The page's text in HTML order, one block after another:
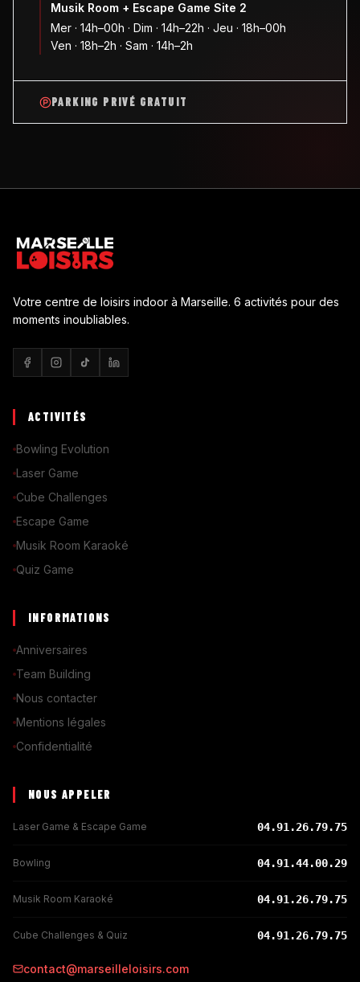
Musik Room + Escape Game Site 2
Mer · 14h–00h · Dim · 14h–22h · Jeu · 18h–00h
Ven · 18h–2h · Sam · 14h–2h
PARKING PRIVÉ GRATUIT
Votre centre de loisirs indoor à Marseille. 6 activités pour des
moments inoubliables.
ACTIVITÉS
Bowling Evolution
Laser Game
Cube Challenges
Escape Game
Musik Room Karaoké
Quiz Game
INFORMATIONS
Anniversaires
Team Building
Nous contacter
Mentions légales
Confidentialité
NOUS APPELER
Laser Game & Escape Game 04.91.26.79.75
Bowling 04.91.44.00.29
Musik Room Karaoké 04.91.26.79.75
Cube Challenges & Quiz 04.91.26.79.75
contact@marseilleloisirs.com